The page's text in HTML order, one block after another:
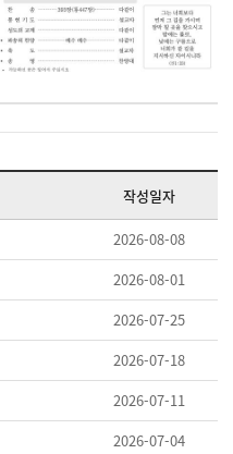
작성일자
2026-08-08
2026-08-01
2026-07-25
2026-07-18
2026-07-11
2026-07-04